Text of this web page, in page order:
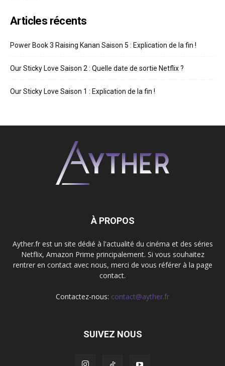
Articles récents
Power Book 3 Raising Kanan Saison 5 : Explication de la fin !
Our Sticky Love Saison 2 : Quelle date de sortie Netflix ?
Our Sticky Love Saison 1 : Explication de la fin !
À PROPOS
Ayther.fr est un site dédié à l'actualité du cinéma et des séries
Netflix, Amazon Prime principalement. Si vous souhaitez
rentrer en contact avec nous, merci de vous référer à la page
contact.
Contactez-nous: contact@ayther.fr
SUIVEZ NOUS